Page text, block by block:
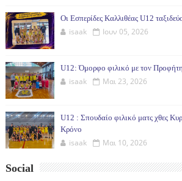
Οι Εσπερίδες Καλλιθέας U12
isaak Ιουν 05, 2026
U12: Όμορφο φιλικό με τον
isaak Μαι 23, 2026
U12 : Σπουδαίο φιλικό ματς χθες
Κρόνο
isaak Μαι 10, 2026
Social